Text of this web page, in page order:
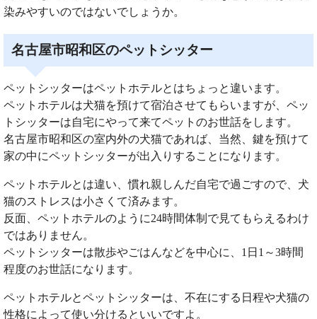
染みやすいのではないでしょうか。
名古屋市昭和区のペットシッター
ペットシッターはペットホテルとはちょっと違います。
ペットホテルは犬猫を預けて宿泊させてもらいますが、ペッ
トシッターは自宅にやって来てペットのお世話をします。
名古屋市昭和区の室内外の犬猫であれば、当然、鍵を預けて
家の中にペットシッターが出入りすることになります。
ペットホテルとは違い、慣れ親しんだ自宅で過ごすので、犬
猫のストレスは小さくて済みます。
反面、ペットホテルのように24時間体制で見てもらえるわけ
ではありません。
ペットシッターは散歩やごはんなどを中心に、1日1～3時間
程度のお世話になります。
ペットホテルとペットシッターは、不在にする日程や犬猫の
性格によって使い分けるといいですよ。